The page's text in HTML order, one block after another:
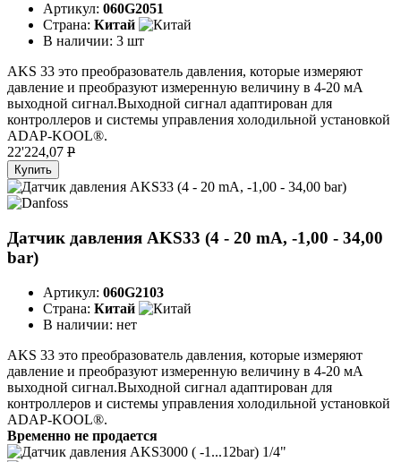
Артикул: 060G2051
Страна: Китай
В наличии: 3 шт
AKS 33 это преобразователь давления, которые измеряют
давление и преобразуют измеренную величину в 4-20 мA
выходной сигнал.Выходной сигнал адаптирован для
контроллеров и системы управления холодильной установкой
ADAP-KOOL®.
22'224,07 P
Купить
Датчик давления AKS33 (4 - 20 mA, -1,00 - 34,00
bar)
Артикул: 060G2103
Страна: Китай
В наличии: нет
AKS 33 это преобразователь давления, которые измеряют
давление и преобразуют измеренную величину в 4-20 мA
выходной сигнал.Выходной сигнал адаптирован для
контроллеров и системы управления холодильной установкой
ADAP-KOOL®.
Временно не продается